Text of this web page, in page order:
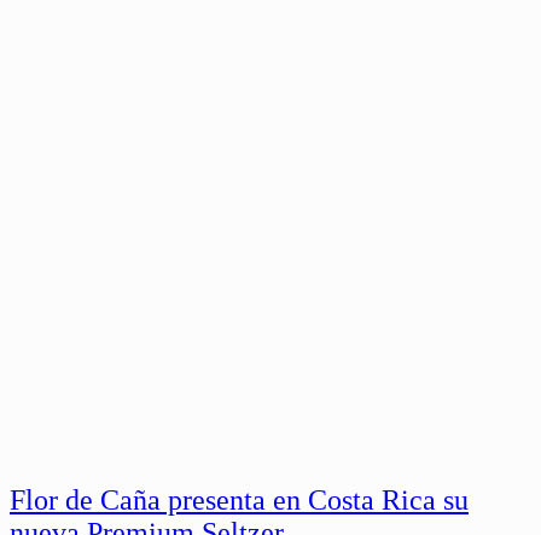
Flor de Caña presenta en Costa Rica su